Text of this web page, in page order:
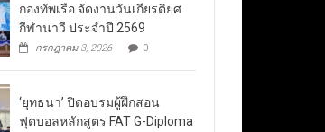
กองทัพเรือ จัดงานวันเกียรติยศ
กีฬานาวี ประจำปี 2569
กรกฎาคม 3, 2026 0
‘ยุทธนา’ ปิดอบรมผู้ฝึกสอน
ฟุตบอลหลักสูตร FAT G-Diploma